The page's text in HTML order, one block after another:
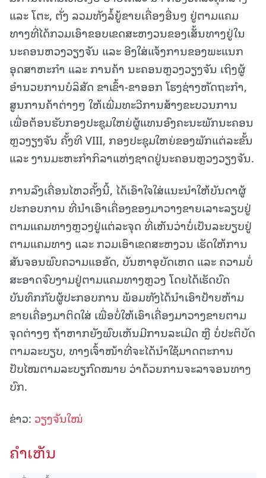
ແລະ ໂຕະ, ຕັ່ງ ລວມທັງລໍ້ຍູ້ຂາຍເຄື່ອງອື່ນໆ ຢູ່ຕາມແຄມ
ທາງທີ່ໄດ້ກວມເອົາຂອບເຂດສະຫງວນຂອງເສັ້ນທາງຢູ່ໃນ
ນະຄອນຫວງວຽງຈັນ ແລະ ອີງໃສ່ແຈ້ງການຂອງພະແນກ
ອຸດສາຫະກໍາ ແລະ ການຄ້າ ນະຄອນຫຼວງວຽງຈັນ ເຖິງຜູ້
ອໍານວຍການບໍລິສັດ ຂາເຂົ້າ-ຂາອອກ ໂຮງຊ່າງຫັດຖະກໍາ,
ສູນການຄ້າຕ່າງໆ ໃຫ້ເພີ່ມທະວີການສ້າງຂະບວນການ
ເພື່ອຕ້ອນຮັບກອງປະຊຸມໃຫຍ່ຜູ້ແທນອົງຄະນະພັກນະຄອນ
ຫຼວງຽງຈັນ ຄັ້ງທີ VIII, ກອງປະຊຸມໃຫຍ່ຂອງພັກແຕ່ລະຂັ້ນ
ແລະ ງານມະຫະກໍາກິລາແຫ່ງຊາດຢູ່ນະຄອນຫຼວງວຽງຈັນ.
ການລົງເຄື່ອນໄຫວຄັ້ງນີ້, ໄດ້ເອົາໃຈໃສ່ແນະນໍາໃຫ້ບັນດາຜູ້
ປະກອບການ ທີ່ນໍາເອົາເຄື່ອງຂອງມາວາງຂາຍເລາະລຽບຢູ່
ຕາມແຄມທາງຫຼວງຢູ່ແຕ່ລະຈຸດ ທີ່ເຫັນວ່າບໍ່ເປັນລະບຽບຢູ່
ຕາມແຄມທາງ ແລະ ກວມເອົາເຂດສະຫງວນ ເຮັດໃຫ້ການ
ສັນຈອນພົບຄວາມແອອັດ, ບັນຫາອຸບັດເຫດ ແລະ ຄວາມບໍ່
ສະອາດຈົບງາມຢູ່ຕາມແຄມທາງຫຼວງ ໂດຍໄດ້ເຮັດບົດ
ບັນທຶກກັບຜູ້ປະກອບການ ພ້ອມທັງໄດ້ນໍາເອົາປ້າຍຫ້າມ
ຂາຍເຄື່ອງມາຕິດໃສ່ ເພື່ອບໍ່ໃຫ້ເອົາເຄື່ອງມາວາງຂາຍຕາມ
ຈຸດຕ່າງໆ ຖ້າຫາກຍັງພົບເຫັນມີການລະເມີດ ຫຼື ບໍ່ປະຕິບັດ
ຕາມລະບຽບ, ທາງເຈົ້າໜ້າທີ່ຈະໄດ້ນໍາໃຊ້ມາດຕະການ
ປັບໄໝຕາມລະບຽກົດໝາຍ ວ່າດ້ວຍການຈະລາຈອນທາງ
ບົກ.
ຂ່າວ: ວຽງຈັນໃໝ່
ຄໍາເຫັນ